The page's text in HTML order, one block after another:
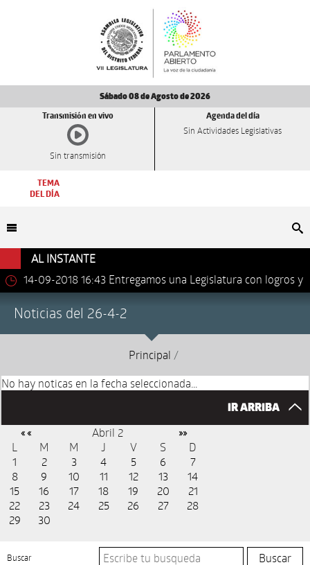
Sábado 08 de Agosto de 2026
Transmisión en vivo
Sin transmisión
Agenda del día
Sin Actividades Legislativas
TEMA
DEL DÍA
AL INSTANTE
14-09-2018 16:43 Entregamos una Legislatura con logros y
Noticias del 26-4-2
Principal /
No hay noticas en la fecha seleccionada...
IR ARRIBA
« « Abril 2 »»
L M M J V S
D
1
2 3 4 5 6
7
8
9 10 11 12 13
14
15
16 17 18 19 20
21
22
23 24 25 26 27
28
29
30
Buscar